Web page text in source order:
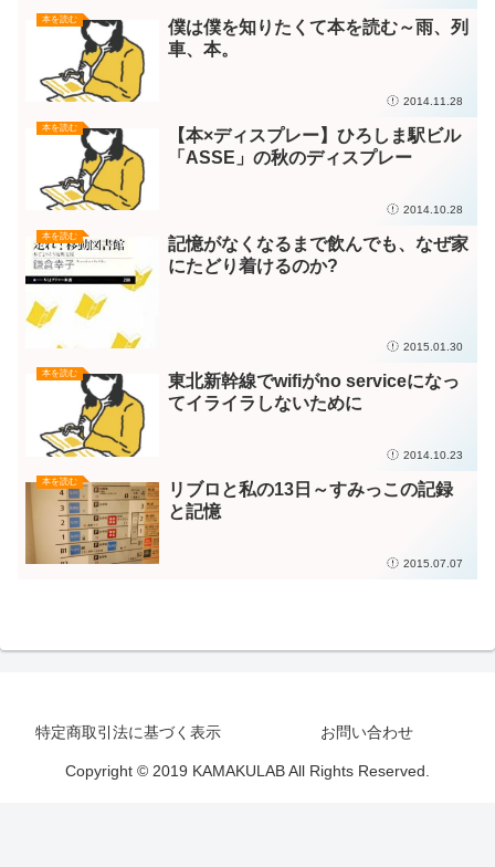
本を読む
僕は僕を知りたくて本を読む～雨、列
車、本。
2014.11.28
本を読む
【本×ディスプレー】ひろしま駅ビル
「ASSE」の秋のディスプレー
2014.10.28
本を読む
記憶がなくなるまで飲んでも、なぜ家
にたどり着けるのか?
2015.01.30
本を読む
東北新幹線でwifiがno serviceになっ
てイライラしないために
2014.10.23
本を読む
リブロと私の13日～すみっこの記録
と記憶
2015.07.07
特定商取引法に基づく表示 お問い合わせ
Copyright © 2019 KAMAKULAB All Rights Reserved.